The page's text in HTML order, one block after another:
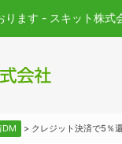
ます - スキット株式
DM > クレジット決済で5％